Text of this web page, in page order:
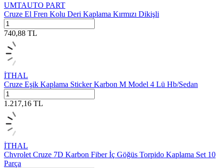
UMTAUTO PART
Cruze El Fren Kolu Deri Kaplama Kırmızı Dikişli
740,88 TL
İTHAL
Cruze Eşik Kaplama Sticker Karbon M Model 4 Lü Hb/Sedan
1.217,16 TL
İTHAL
Chvrolet Cruze 7D Karbon Fiber İç Göğüs Torpido Kaplama Set 10
Parça